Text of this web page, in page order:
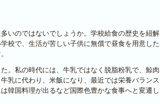
いのではないでしょうか。学校給食の歴史を紐解
校で、生活が苦しい子供に無償で昼食を用意した
。私の時代には、牛乳ではなく脱脂粉乳で、鯨肉
乳に代わり、米飯になり、最近では栄養バランス
韓国料理が出るなど国際色豊かな食事へと変遷し